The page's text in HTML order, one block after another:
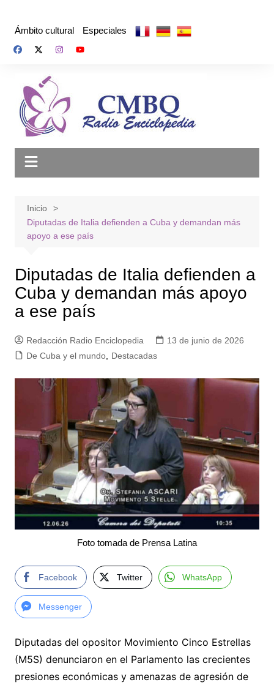
Ámbito cultural Especiales
Inicio
Diputadas de Italia defienden a Cuba y demandan más
apoyo a ese país
Diputadas de Italia defienden a
Cuba y demandan más apoyo
a ese país
Redacción Radio Enciclopedia
13 de junio de 2026
De Cuba y el mundo, Destacadas
Foto tomada de Prensa Latina
Facebook Twitter WhatsApp
Messenger
Diputadas del opositor Movimiento Cinco Estrellas
(M5S) denunciaron en el Parlamento las crecientes
presiones económicas y amenazas de agresión de